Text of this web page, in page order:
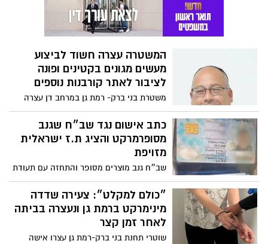
ברמת גן, וגנבו מהדירה מנוע מזגן; ברכבם
נתפסו 4 מנועי מזגן נוספים; בימ"ש שחרר את
החשודים בתנאים מגבילים
המשטרה עצרה חשוד לביצוע
מעשים מגונים בקטינים ופונה
לציבור לאתר קורבנות נוספים
משטרת בני ברק- רמת גן במרחב דן עצרה
גבר בחשד לביצוע מס' מעשים מגונים
בקטינים; בימ"ש האריך מעצרו; המשטרה
פונה לציבור על מנת לאתר קורבנות נוספים
שנפגעו מהחשוד ששמו רוני סמדר
כתב אישום נגד שב״ח שגנב
מסופרמרקט והציג ת.ז ישראלית
מזויפת
שב״ח גנב מוצרים מסופר והתחזה עם תעודת
זהות ישראלית מזויפת - שוטרי תחנת בני
ברק-רמת גן עצרו אותו; החקירה הסתיימה
והוגש נגדו כתב אישום
״כולם למקלט״: צעירה שדדה
מינימרקט ברמת גן ונעצרה בביתה
לאחר זמן קצר
שוטרי תחנת בני ברק-רמת גן עצרו אישה